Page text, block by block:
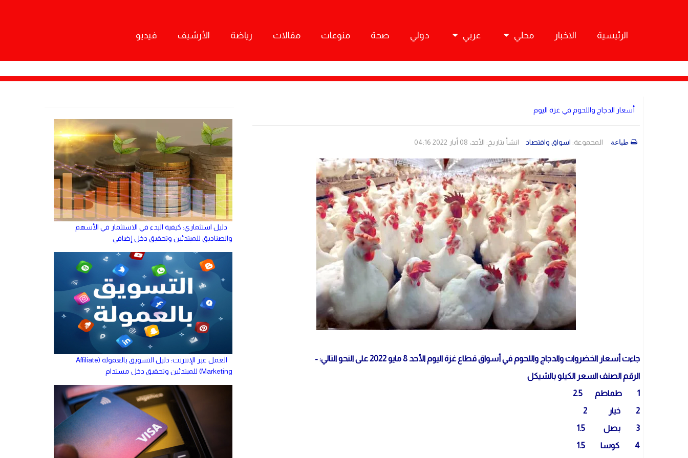
الرئيسية الاخبار محلي عربي دولي صحة منوعات مقالات رياضة الأرشيف فيديو
أسعار الدجاج واللحوم في غزة اليوم
المجموعة: اسواق واقتصاد انشأ بتاريخ: الأحد، 08 أيار 2022 04:16 طباعة
جاءت أسعار الخضروات والدجاج واللحوم في أسواق قطاع غزة اليوم الأحد 8 مايو 2022 على النحو التالي: -
الرقم الصنف السعر الكيلو بالشيكل
1 طماطم 2.5
2 خيار 2
3 بصل 1.5
4 كوسا 1.5
دليل استثماري: كيفية البدء في الاستثمار في الأسهم
والصناديق للمبتدئين وتحقيق دخل إضافي
العمل عبر الإنترنت: دليل التسويق بالعمولة (Affiliate
Marketing) للمبتدئين وتحقيق دخل مستدام